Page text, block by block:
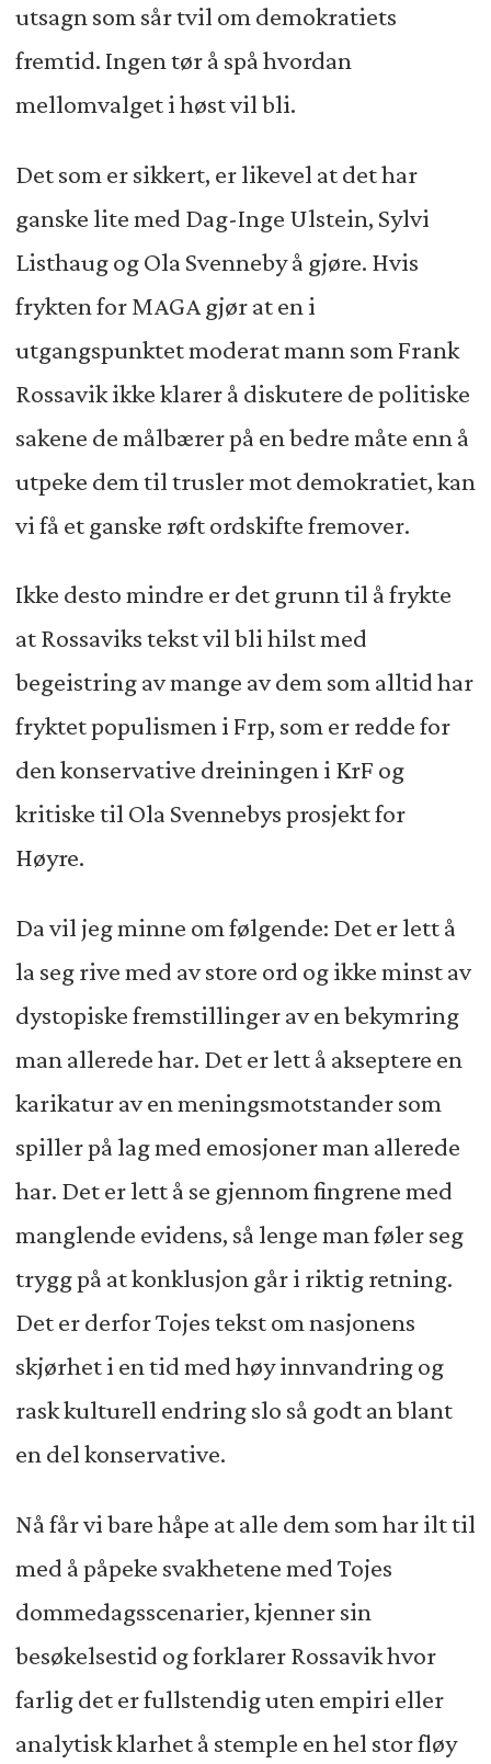
utsagn som sår tvil om demokratiets
fremtid. Ingen tør å spå hvordan
mellomvalget i høst vil bli.
Det som er sikkert, er likevel at det har
ganske lite med Dag-Inge Ulstein, Sylvi
Listhaug og Ola Svenneby å gjøre. Hvis
frykten for MAGA gjør at en i
utgangspunktet moderat mann som Frank
Rossavik ikke klarer å diskutere de politiske
sakene de målbærer på en bedre måte enn å
utpeke dem til trusler mot demokratiet, kan
vi få et ganske røft ordskifte fremover.
Ikke desto mindre er det grunn til å frykte
at Rossaviks tekst vil bli hilst med
begeistring av mange av dem som alltid har
fryktet populismen i Frp, som er redde for
den konservative dreiningen i KrF og
kritiske til Ola Svennebys prosjekt for
Høyre.
Da vil jeg minne om følgende: Det er lett å
la seg rive med av store ord og ikke minst av
dystopiske fremstillinger av en bekymring
man allerede har. Det er lett å akseptere en
karikatur av en meningsmotstander som
spiller på lag med emosjoner man allerede
har. Det er lett å se gjennom fingrene med
manglende evidens, så lenge man føler seg
trygg på at konklusjon går i riktig retning.
Det er derfor Tojes tekst om nasjonens
skjørhet i en tid med høy innvandring og
rask kulturell endring slo så godt an blant
en del konservative.
Nå får vi bare håpe at alle dem som har ilt til
med å påpeke svakhetene med Tojes
dommedagsscenarier, kjenner sin
besøkelsestid og forklarer Rossavik hvor
farlig det er fullstendig uten empiri eller
analytisk klarhet å stemple en hel stor fløy